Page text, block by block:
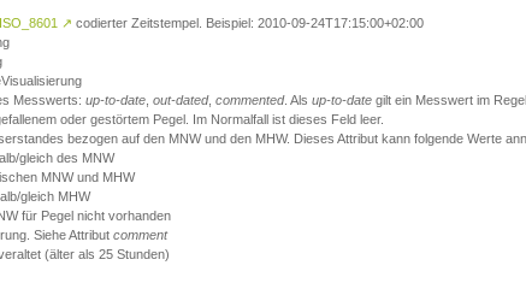
ISO_8601 ↗ codierter Zeitstempel. Beispiel: 2010-09-24T17:15:00+02:00
Messwerts: up-to-date out-dated, commented. Als up-to-date gilt ein Messwert im
oder gestörtem Pegel. Im Normalfall ist dieses Feld leer.
bezogen auf den MNW und den MHW. Dieses Attribut kann folgende Werte
gleich des MNW
MNW und MHW
gleich MHW
für Pegel nicht vorhanden
Siehe Attribut comment
(älter als 25 Stunden)